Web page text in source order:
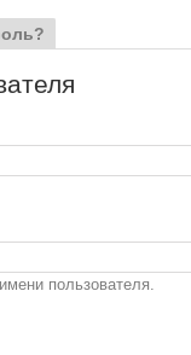
пользователя.